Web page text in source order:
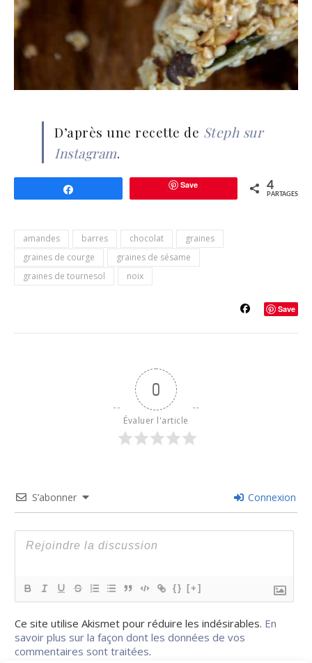
D’après une recette de Steph sur
Instagram.
Save 4
PARTAGES
amandes barres chocolat
graines
graines de courge
graines de sésame
graines de tournesol
noix
Save
0
Évaluer l'article
S’abonner Connexion
{} [+]
Ce site utilise Akismet pour réduire les indésirables. En
savoir plus sur la façon dont les données de vos
commentaires sont traitées.